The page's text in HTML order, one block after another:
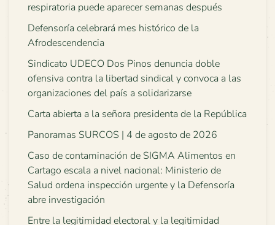
respiratoria puede aparecer semanas después
Defensoría celebrará mes histórico de la
Afrodescendencia
Sindicato UDECO Dos Pinos denuncia doble
ofensiva contra la libertad sindical y convoca a las
organizaciones del país a solidarizarse
Carta abierta a la señora presidenta de la República
Panoramas SURCOS | 4 de agosto de 2026
Caso de contaminación de SIGMA Alimentos en
Cartago escala a nivel nacional: Ministerio de
Salud ordena inspección urgente y la Defensoría
abre investigación
Entre la legitimidad electoral y la legitimidad